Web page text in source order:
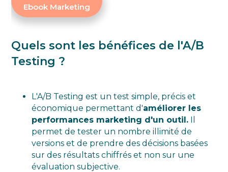
Ebook Marketing
Quels sont les bénéfices de l'A/B
Testing ?
L'A/B Testing est un test simple, précis et
économique permettant d'améliorer les
performances marketing d'un outil. Il
permet de tester un nombre illimité de
versions et de prendre des décisions basées
sur des résultats chiffrés et non sur une
évaluation subjective.